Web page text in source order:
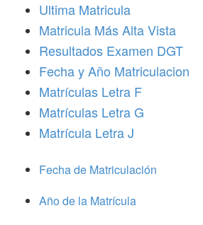
Ultima Matricula
Matricula Más Alta Vista
Resultados Examen DGT
Fecha y Año Matriculacion
Matrículas Letra F
Matrículas Letra G
Matrícula Letra J
Fecha de Matriculación
Año de la Matrícula